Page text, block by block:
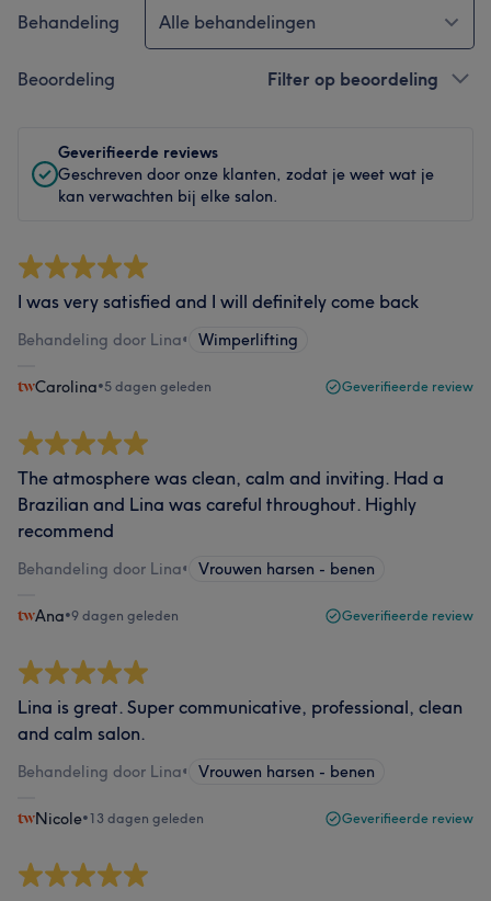
Behandeling Alle behandelingen
Beoordeling Filter op beoordeling
Geverifieerde reviews
Geschreven door onze klanten, zodat je weet wat je
kan verwachten bij elke salon.
I was very satisfied and I will definitely come back
Behandeling door Lina• Wimperlifting
Carolina•5 dagen geleden Geverifieerde review
The atmosphere was clean, calm and inviting. Had a
Brazilian and Lina was careful throughout. Highly
recommend
Behandeling door Lina• Vrouwen harsen - benen
Ana•9 dagen geleden Geverifieerde review
Lina is great. Super communicative, professional, clean
and calm salon.
Behandeling door Lina• Vrouwen harsen - benen
Nicole•13 dagen geleden Geverifieerde review